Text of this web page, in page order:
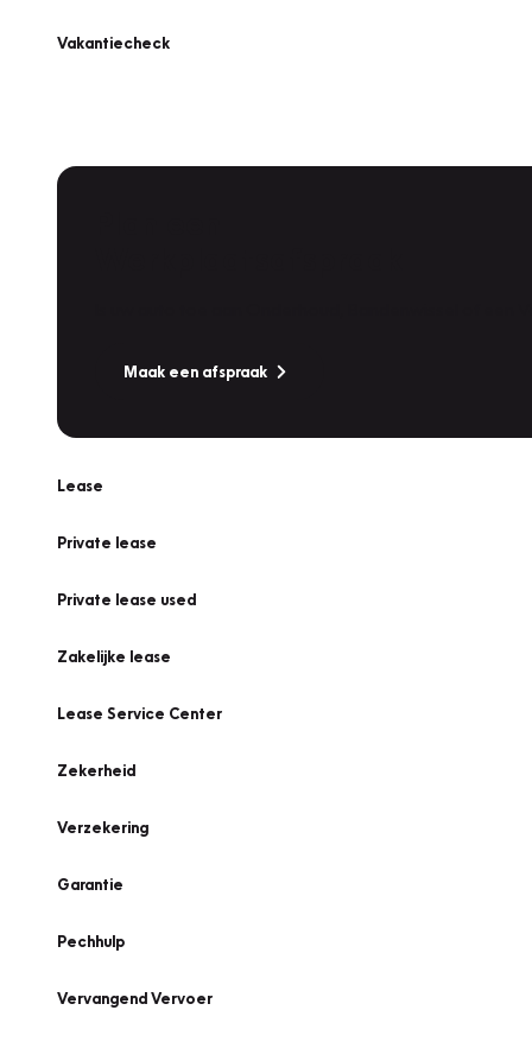
Vakantiecheck
Maak een afspraak
Lease
Private lease
Private lease used
Zakelijke lease
Lease Service Center
Zekerheid
Verzekering
Garantie
Pechhulp
Vervangend Vervoer